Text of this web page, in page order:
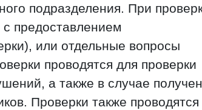
подразделения. При
предоставлением
или отдельные вопросы
проводятся для проверки
а также в случае
Проверки также проводятся